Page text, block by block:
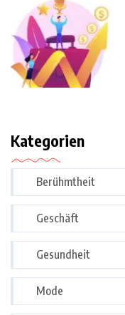
Kategorien
Berühmtheit
Geschäft
Gesundheit
Mode